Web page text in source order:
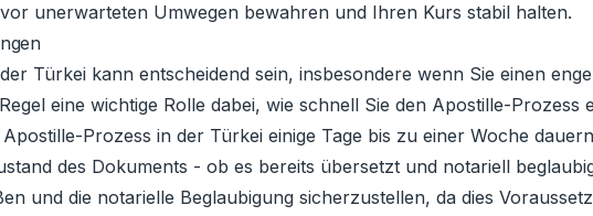
unerwarteten Umwegen bewahren und Ihren Kurs stabil halten.
Türkei kann entscheidend sein, insbesondere wenn Sie einen
eine wichtige Rolle dabei, wie schnell Sie den Apostille-Prozess
Prozess in der Türkei einige Tage bis zu einer Woche
des Dokuments - ob es bereits übersetzt und notariell
und die notarielle Beglaubigung sicherzustellen, da dies